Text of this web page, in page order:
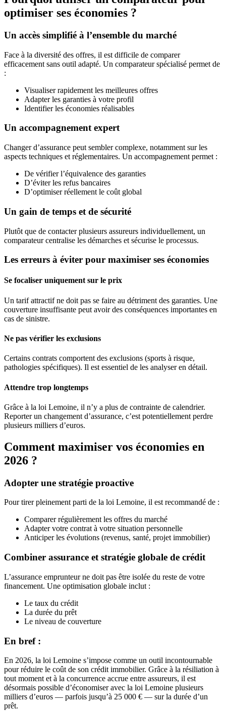
optimiser ses économies ?
Un accès simplifié à l’ensemble du marché
Face à la diversité des offres, il est difficile de comparer
efficacement sans outil adapté. Un comparateur spécialisé permet de
:
Visualiser rapidement les meilleures offres
Adapter les garanties à votre profil
Identifier les économies réalisables
Un accompagnement expert
Changer d’assurance peut sembler complexe, notamment sur les
aspects techniques et réglementaires. Un accompagnement permet :
De vérifier l’équivalence des garanties
D’éviter les refus bancaires
D’optimiser réellement le coût global
Un gain de temps et de sécurité
Plutôt que de contacter plusieurs assureurs individuellement, un
comparateur centralise les démarches et sécurise le processus.
Les erreurs à éviter pour maximiser ses économies
Se focaliser uniquement sur le prix
Un tarif attractif ne doit pas se faire au détriment des garanties. Une
couverture insuffisante peut avoir des conséquences importantes en
cas de sinistre.
Ne pas vérifier les exclusions
Certains contrats comportent des exclusions (sports à risque,
pathologies spécifiques). Il est essentiel de les analyser en détail.
Attendre trop longtemps
Grâce à la loi Lemoine, il n’y a plus de contrainte de calendrier.
Reporter un changement d’assurance, c’est potentiellement perdre
plusieurs milliers d’euros.
Comment maximiser vos économies en
2026 ?
Adopter une stratégie proactive
Pour tirer pleinement parti de la loi Lemoine, il est recommandé de :
Comparer régulièrement les offres du marché
Adapter votre contrat à votre situation personnelle
Anticiper les évolutions (revenus, santé, projet immobilier)
Combiner assurance et stratégie globale de crédit
L’assurance emprunteur ne doit pas être isolée du reste de votre
financement. Une optimisation globale inclut :
Le taux du crédit
La durée du prêt
Le niveau de couverture
En bref :
En 2026, la loi Lemoine s’impose comme un outil incontournable
pour réduire le coût de son crédit immobilier. Grâce à la résiliation à
tout moment et à la concurrence accrue entre assureurs, il est
désormais possible d’économiser avec la loi Lemoine plusieurs
milliers d’euros — parfois jusqu’à 25 000 € — sur la durée d’un
prêt.